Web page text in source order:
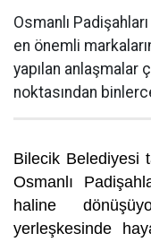
Osmanlı
en önemli
yapılan
noktasından
Bilecik Belediyesi
Osmanlı
haline
yerleşkesinde